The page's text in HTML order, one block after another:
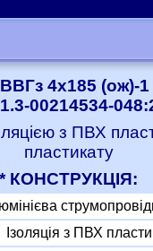
4x185 (ож)-1
00214534-
з ПВХ
пластикату
* КОНСТРУКЦІЯ:
Ізоляція з ПВХ